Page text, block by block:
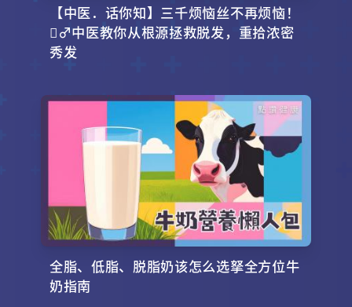
【中医．话你知】三千烦恼丝不再烦恼！
‍♂️中医教你从根源拯救脱发，重拾浓密
秀发
全脂、低脂、脱脂奶该怎么选拏全方位牛
奶指南